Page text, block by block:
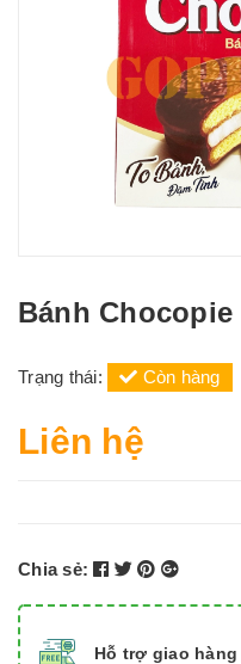
Bánh Chocopie
Trạng thái: Còn hàng
Liên hệ
Chia sẻ:
Hỗ trợ giao